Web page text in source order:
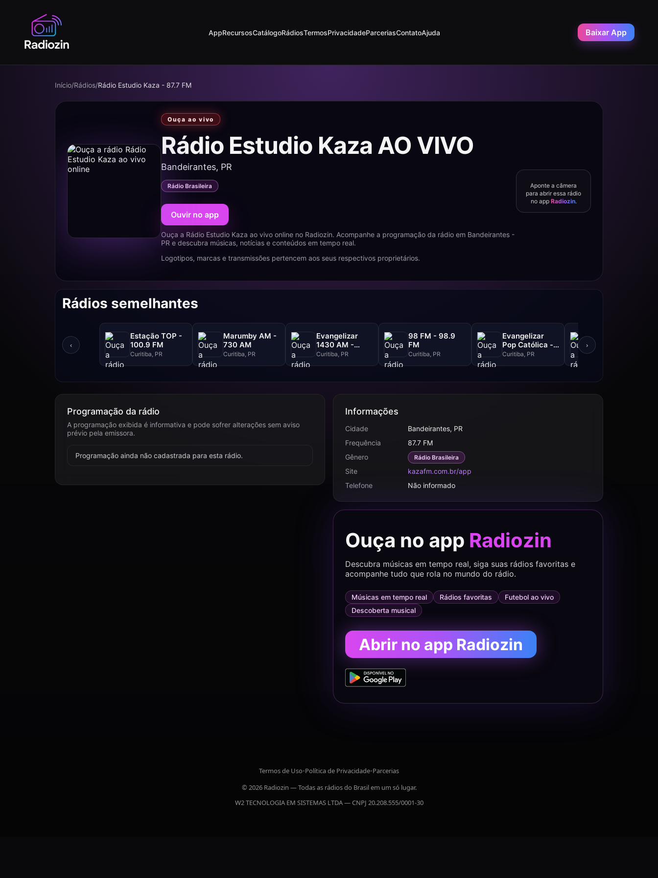
AppRecursosCatálogoRádiosTermosPrivacidadeParceriasContatoAjuda Baixar App
Início/Rádios/Rádio Estudio Kaza - 87.7 FM
Ouça ao vivo
Rádio Estudio Kaza AO VIVO
Bandeirantes, PR
Rádio Brasileira
Ouvir no app
Ouça a Rádio Estudio Kaza ao vivo online no Radiozin. Acompanhe a programação da rádio em Bandeirantes -
PR e descubra músicas, notícias e conteúdos em tempo real.
Logotipos, marcas e transmissões pertencem aos seus respectivos proprietários.
Aponte a câmera
para abrir essa rádio
no app Radiozin.
Rádios semelhantes
‹
Estação TOP -
100.9 FM
Curitiba, PR
Marumby AM -
730 AM
Curitiba, PR
Evangelizar
1430 AM -
1430 AM
Curitiba, PR
98 FM - 98.9
FM
Curitiba, PR
Evangelizar
Pop Católica -
99.5 FM
Curitiba, PR
102.3 FM
›
Programação da rádio
A programação exibida é informativa e pode sofrer alterações sem aviso
prévio pela emissora.
Programação ainda não cadastrada para esta rádio.
Informações
Cidade
Bandeirantes, PR
Frequência
87.7 FM
Gênero
Rádio Brasileira
Site
kazafm.com.br/app
Telefone
Não informado
Ouça no app Radiozin
Descubra músicas em tempo real, siga suas rádios favoritas e
acompanhe tudo que rola no mundo do rádio.
Músicas em tempo real Rádios favoritas
Futebol ao vivo
Descoberta musical
Abrir no app Radiozin
Termos de Uso•Política de Privacidade•Parcerias
© 2026 Radiozin — Todas as rádios do Brasil em um só lugar.
W2 TECNOLOGIA EM SISTEMAS LTDA — CNPJ 20.208.555/0001-30